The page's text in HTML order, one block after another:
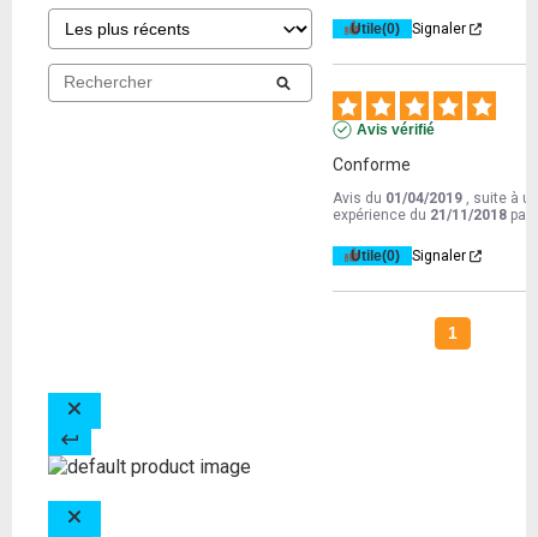
Utile(0) Signaler
Avis vérifié
Conforme
Avis du 01/04/2019 , suite à
expérience du 21/11/2018 par
Utile(0) Signaler
1